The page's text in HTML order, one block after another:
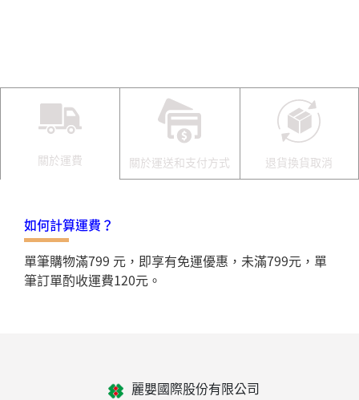
關於運費 關於運送和支付方式 退貨換貨取消
如何計算運費？
單筆購物滿799 元，即享有免運優惠，未滿799元，單
筆訂單酌收運費120元。
麗嬰國際股份有限公司